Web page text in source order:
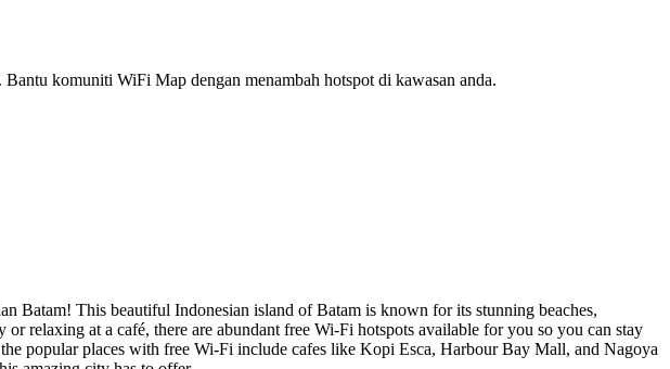
komuniti WiFi Map dengan menambah hotspot di kawasan anda.
This beautiful Indonesian island of Batam is known for its stunning beaches,
relaxing at a café, there are abundant free Wi-Fi hotspots available for you so you can stay
popular places with free Wi-Fi include cafes like Kopi Esca, Harbour Bay Mall, and Nagoya